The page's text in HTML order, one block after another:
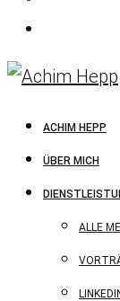
ACHIM HEPP
ÜBER MICH
ALLE